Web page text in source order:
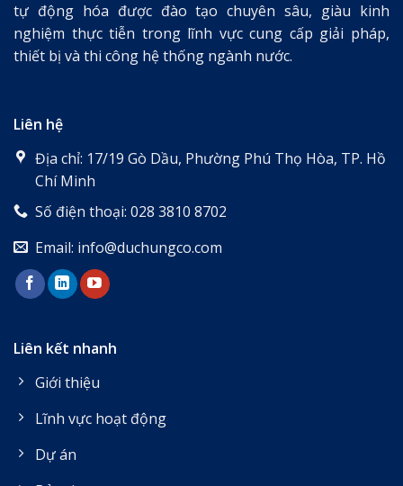
tự động hóa được đào tạo chuyên sâu, giàu kinh
nghiệm thực tiễn trong lĩnh vực cung cấp giải pháp,
thiết bị và thi công hệ thống ngành nước.
Liên hệ
Địa chỉ: 17/19 Gò Dầu, Phường Phú Thọ Hòa, TP. Hồ
Chí Minh
Số điện thoại: 028 3810 8702
Email: info@duchungco.com
Liên kết nhanh
Giới thiệu
Lĩnh vực hoạt động
Dự án